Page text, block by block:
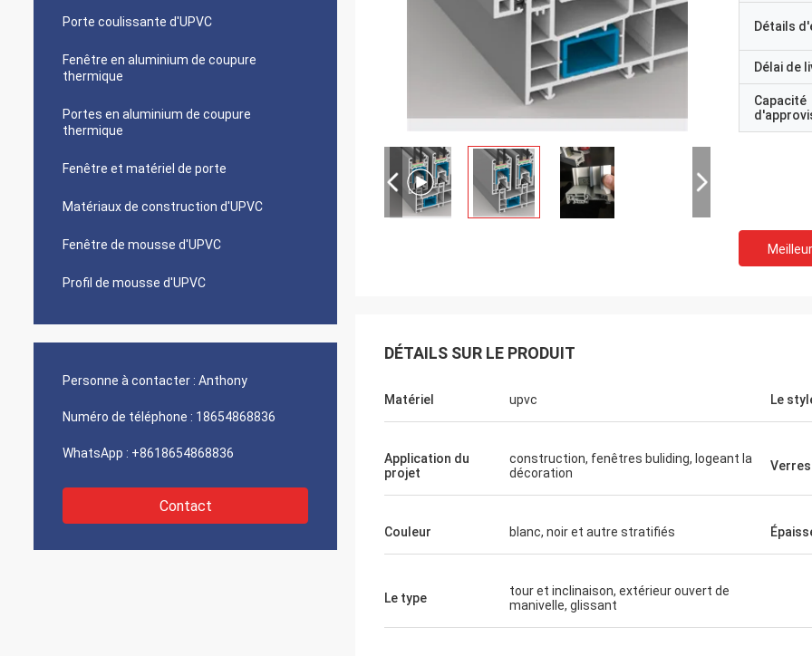
Porte coulissante d'UPVC
Fenêtre en aluminium de coupure
thermique
Portes en aluminium de coupure
thermique
Fenêtre et matériel de porte
Matériaux de construction d'UPVC
Fenêtre de mousse d'UPVC
Profil de mousse d'UPVC
Personne à contacter : Anthony
Numéro de téléphone : 18654868836
WhatsApp : +8618654868836
Contact
Détails
Délai de
Capacité
DÉTAILS SUR LE PRODUIT
Matériel upvc Le
Application du
projet
construction, fenêtres buliding, logeant la
décoration
Verres
Couleur blanc, noir et autre stratifiés
Le type
tour et inclinaison, extérieur ouvert de
manivelle, glissant